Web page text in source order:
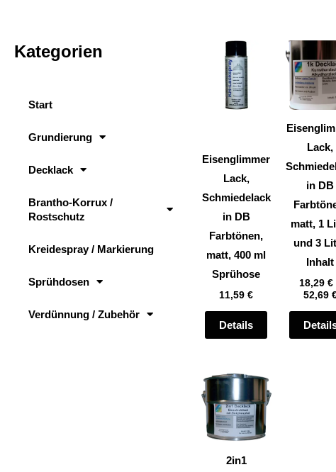
Kategorien
Start
Grundierung
Decklack
Brantho-Korrux /
Rostschutz
Kreidespray / Markierung
Sprühdosen
Verdünnung / Zubehör
Eisenglimmer
Lack,
Schmiedelack
in DB
Farbtönen,
matt, 400 ml
Sprühose
11,59€
Details
Dieses
Produkt
mehrere
Varianten
Die
Optionen
können
Produktseite
gewählt
Lack,
in DB
matt, 1
und 3
Inhalt
18,29 €
52,69
2in1
Dieses
Produkt